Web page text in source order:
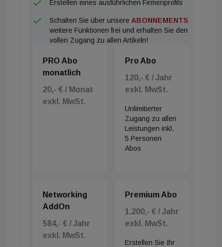
Erstellen eines ausführlichen Firmenprofils
Schalten Sie über unsere ABONNEMENTS
weitere Funktionen frei und erhalten Sie den
vollen Zugang zu allen Artikeln!
PRO Abo
monatlich
20,- € / Monat
exkl. MwSt.
Pro Abo
120,- € / Jahr
exkl. MwSt.
Unlimitierter
Zugang zu allen
Leistungen inkl.
5 Personen
Abos
Networking
AddOn
584,- € / Jahr
exkl. MwSt.
Premium Abo
1.200,- € / Jahr
exkl. MwSt.
Erstellen Sie Ihr